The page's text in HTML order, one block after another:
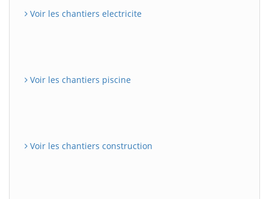
Voir les chantiers electricite
Voir les chantiers piscine
Voir les chantiers construction